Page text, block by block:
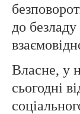
до
Власне, у
сьогодні